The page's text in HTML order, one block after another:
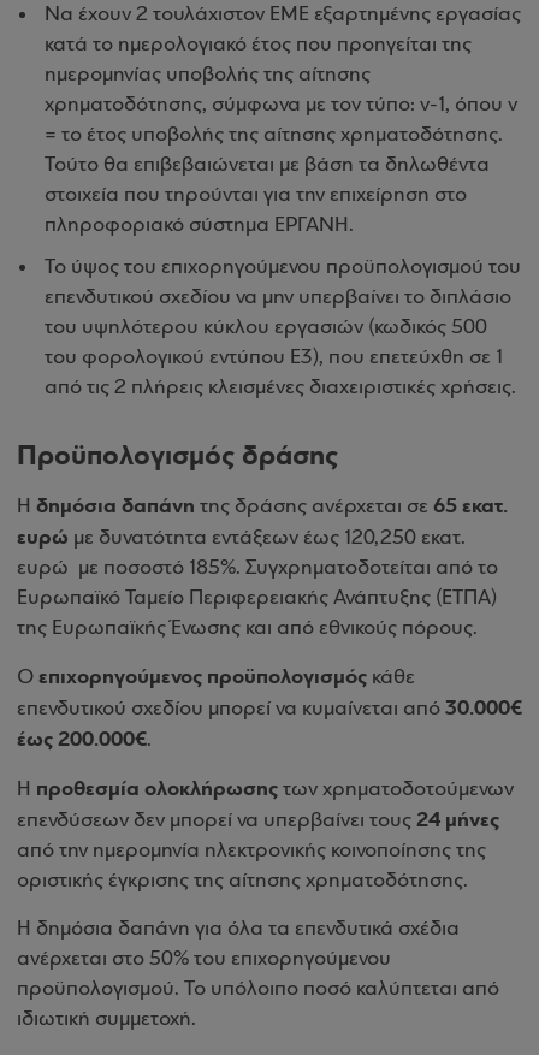
Να έχουν 2 τουλάχιστον ΕΜΕ εξαρτημένης εργασίας
κατά το ημερολογιακό έτος που προηγείται της
ημερομηνίας υποβολής της αίτησης
χρηματοδότησης, σύμφωνα με τον τύπο: ν-1, όπου ν
= το έτος υποβολής της αίτησης χρηματοδότησης.
Τούτο θα επιβεβαιώνεται με βάση τα δηλωθέντα
στοιχεία που τηρούνται για την επιχείρηση στο
πληροφοριακό σύστημα ΕΡΓΑΝΗ.
Το ύψος του επιχορηγούμενου προϋπολογισμού του
επενδυτικού σχεδίου να μην υπερβαίνει το διπλάσιο
του υψηλότερου κύκλου εργασιών (κωδικός 500
του φορολογικού εντύπου Ε3), που επετεύχθη σε 1
από τις 2 πλήρεις κλεισμένες διαχειριστικές χρήσεις.
Προϋπολογισμός δράσης
Η δημόσια δαπάνη της δράσης ανέρχεται σε 65 εκατ.
ευρώ με δυνατότητα εντάξεων έως 120,250 εκατ.
ευρώ με ποσοστό 185%. Συγχρηματοδοτείται από το
Ευρωπαϊκό Ταμείο Περιφερειακής Ανάπτυξης (ΕΤΠΑ)
της Ευρωπαϊκής Ένωσης και από εθνικούς πόρους.
Ο επιχορηγούμενος προϋπολογισμός κάθε
επενδυτικού σχεδίου μπορεί να κυμαίνεται από 30.000€
έως 200.000€.
Η προθεσμία ολοκλήρωσης των χρηματοδοτούμενων
επενδύσεων δεν μπορεί να υπερβαίνει τους 24 μήνες
από την ημερομηνία ηλεκτρονικής κοινοποίησης της
οριστικής έγκρισης της αίτησης χρηματοδότησης.
Η δημόσια δαπάνη για όλα τα επενδυτικά σχέδια
ανέρχεται στο 50% του επιχορηγούμενου
προϋπολογισμού. Το υπόλοιπο ποσό καλύπτεται από
ιδιωτική συμμετοχή.